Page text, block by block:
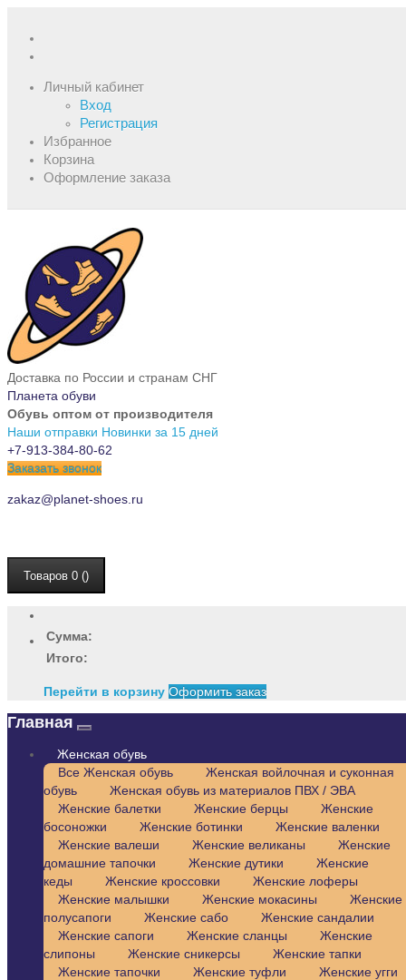
Личный кабинет
Вход
Регистрация
Избранное
Корзина
Оформление заказа
Доставка по России и странам СНГ
Планета обуви
Обувь оптом от производителя
Наши отправки Новинки за 15 дней
+7-913-384-80-62
Заказать звонок
zakaz@planet-shoes.ru
Товаров 0 ()
Сумма:
Итого:
Перейти в корзину Оформить заказ
Главная
Женская обувь
Все Женская обувь
Женская войлочная и суконная
обувь
Женская обувь из материалов ПВХ / ЭВА
Женские балетки
Женские берцы
Женские
босоножки
Женские ботинки
Женские валенки
Женские валеши
Женские великаны
Женские
домашние тапочки
Женские дутики
Женские
кеды
Женские кроссовки
Женские лоферы
Женские малышки
Женские мокасины
Женские
полусапоги
Женские сабо
Женские сандалии
Женские сапоги
Женские сланцы
Женские
слипоны
Женские сникерсы
Женские тапки
Женские тапочки
Женские туфли
Женские угги